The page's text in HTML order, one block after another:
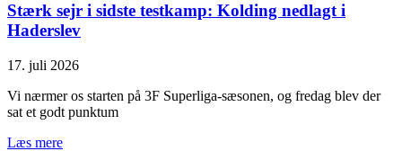
Stærk sejr i sidste testkamp: Kolding nedlagt i
Haderslev
17. juli 2026
Vi nærmer os starten på 3F Superliga-sæsonen, og fredag blev der
sat et godt punktum
Læs mere